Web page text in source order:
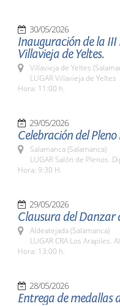
30/05/2026
Inauguración de la
Villavieja de Yeltes.
Villavieja de Yeltes
LUGAR Villavieja de Yeltes
Hora: 11:00 h.
29/05/2026
Celebración del
Salamanca (Salamanca)
LUGAR Salón de Plenos.
Hora: 9:30 H.
29/05/2026
Clausura del Danzar
Aldeatejada (Salamanca)
LUGAR CRA Los Arapiles.
Hora: 13:00 h.
28/05/2026
Entrega de medallas